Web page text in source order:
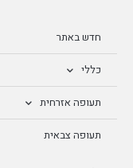
חדש באתר
כללי
תעופה אזרחית
תעופה צבאית